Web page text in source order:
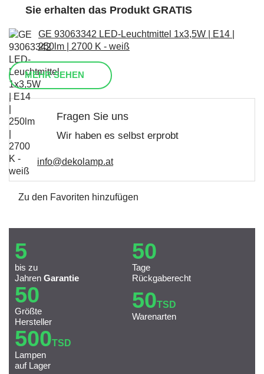
Sie erhalten das Produkt GRATIS
GE 93063342 LED-Leuchtmittel 1x3,5W | E14 |
250lm | 2700 K - weiß
MEHR SEHEN
Fragen Sie uns
Wir haben es selbst erprobt
info@dekolamp.at
Zu den Favoriten hinzufügen
5
bis zu
Jahren Garantie
50
Tage
Rückgaberecht
50
Größte
Hersteller
50TSD
Warenarten
500TSD
Lampen
auf Lager